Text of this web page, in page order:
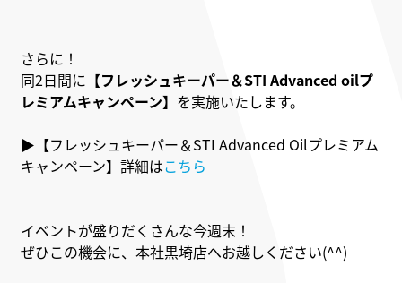
さらに！
同2日間に 【フレッシュキーパー＆STI Advanced oilプ
レミアムキャンペーン】 を実施いたします。
▶【フレッシュキーパー＆STI Advanced Oilプレミアム
キャンペーン】詳細はこちら
イベントが盛りだくさんな今週末！
ぜひこの機会に、本社黒埼店へお越しください(^^)